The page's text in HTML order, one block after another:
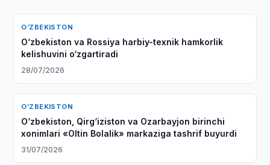
O‘ZBEKISTON
O‘zbekiston va Rossiya harbiy-texnik hamkorlik
kelishuvini o‘zgartiradi
28/07/2026
O‘ZBEKISTON
O‘zbekiston, Qirg‘iziston va Ozarbayjon birinchi
xonimlari «Oltin Bolalik» markaziga tashrif buyurdi
31/07/2026